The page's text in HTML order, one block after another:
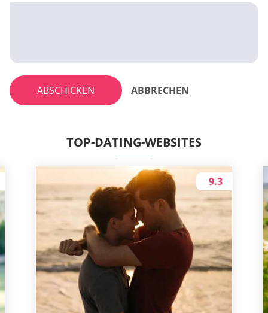
ABSCHICKEN ABBRECHEN
TOP-DATING-WEBSITES
9.3